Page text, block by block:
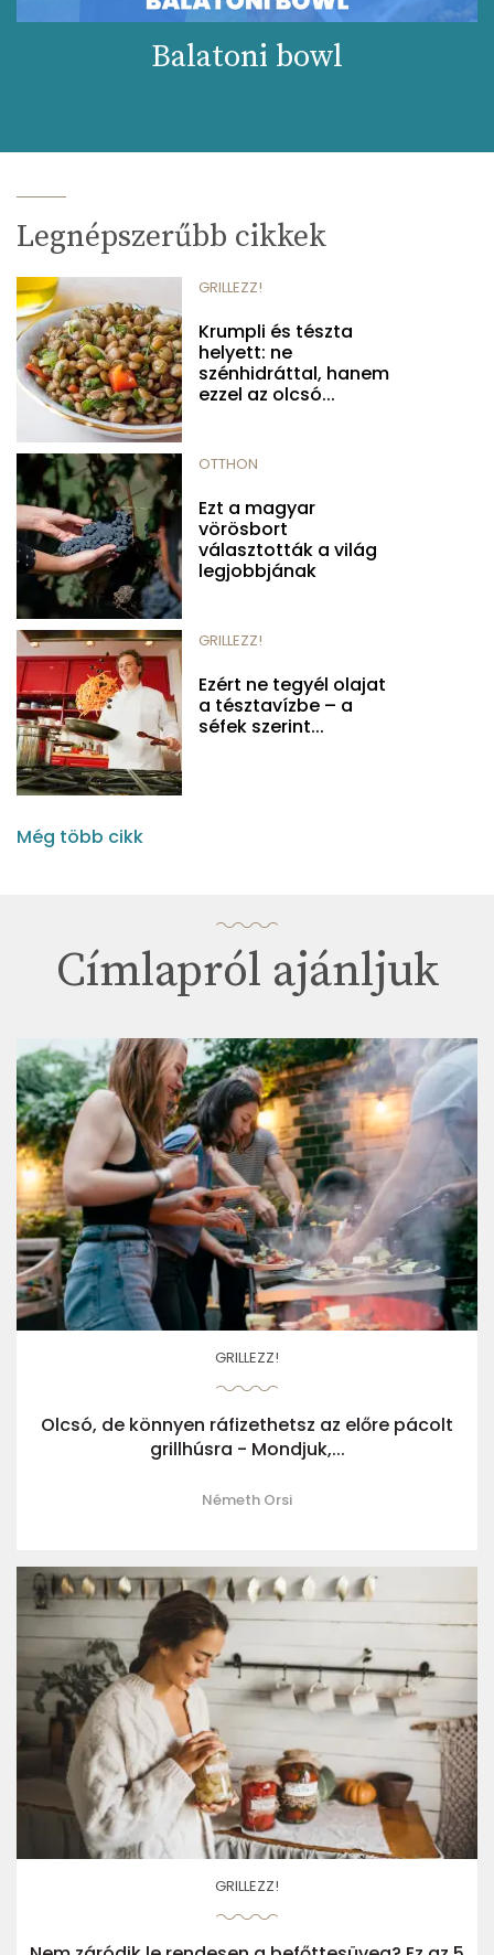
Balatoni bowl
Legnépszerűbb cikkek
GRILLEZZ!
Krumpli és tészta
helyett: ne
szénhidráttal, hanem
ezzel az olcsó...
OTTHON
Ezt a magyar
vörösbort
választották a világ
legjobbjának
GRILLEZZ!
Ezért ne tegyél olajat
a tésztavízbe – a
séfek szerint...
Még több cikk
Címlapról ajánljuk
GRILLEZZ!
Olcsó, de könnyen ráfizethetsz az előre pácolt
grillhúsra - Mondjuk,...
Németh Orsi
GRILLEZZ!